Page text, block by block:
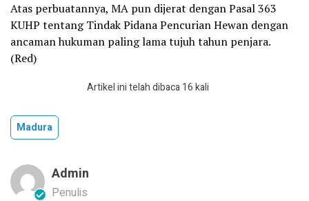
Atas perbuatannya, MA pun dijerat dengan Pasal 363
KUHP tentang Tindak Pidana Pencurian Hewan dengan
ancaman hukuman paling lama tujuh tahun penjara.
(Red)
Artikel ini telah dibaca 16 kali
Madura
Admin
Penulis